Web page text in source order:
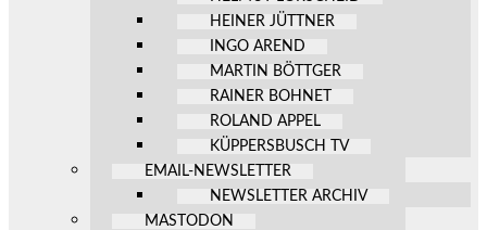
HEINER JÜTTNER
INGO AREND
MARTIN BÖTTGER
RAINER BOHNET
ROLAND APPEL
KÜPPERSBUSCH TV
EMAIL-NEWSLETTER
NEWSLETTER ARCHIV
MASTODON